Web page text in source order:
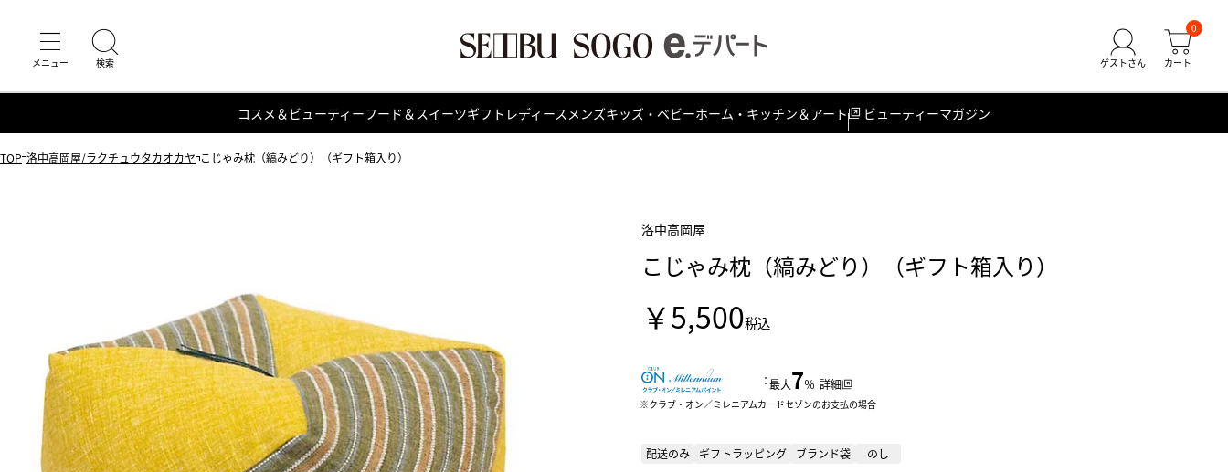
0
コスメ＆ビューティーフード＆スイーツギフト レディース メンズキッズ・ベビーホーム・キッチン＆アート ビューティーマガジン
TOP 洛中高岡屋/ラクチュウタカオカヤ こじゃみ枕（縞みどり）（ギフト箱入り）
洛中高岡屋
こじゃみ枕（縞みどり）（ギフト箱入り）
￥5,500税込
：最大7％ 詳細
クラブ・オン／ミレニアムカードセゾンのお支払の場合
配送のみ ギフトラッピング ブランド袋 のし